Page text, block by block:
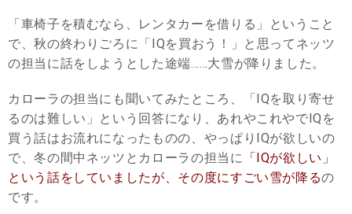
「車椅子を積むなら、レンタカーを借りる」ということ
で、秋の終わりごろに「IQを買おう！」と思ってネッツ
の担当に話をしようとした途端……大雪が降りました。
カローラの担当にも聞いてみたところ、「IQを取り寄せ
るのは難しい」という回答になり、あれやこれやでIQを
買う話はお流れになったものの、やっぱりIQが欲しいの
で、冬の間中ネッツとカローラの担当に
「IQが欲しい」
という話をしていましたが、その度にすごい雪が降るの
です。